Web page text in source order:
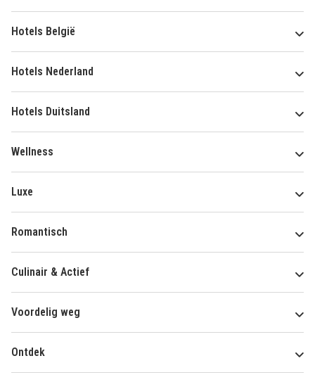
Hotels België
Hotels Nederland
Hotels Duitsland
Wellness
Luxe
Romantisch
Culinair & Actief
Voordelig weg
Ontdek